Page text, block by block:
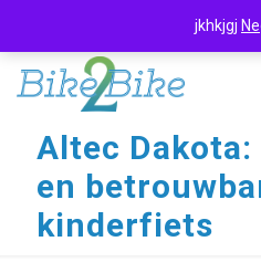
Altec Dakota:
en
kinderfiets
jkhkjgj